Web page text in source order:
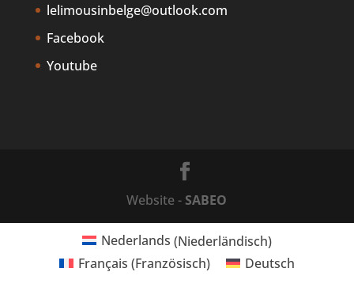
lelimousinbelge@outlook.com
Facebook
Youtube
Website - SABEO
Nederlands (Niederländisch)
Français (Französisch) Deutsch